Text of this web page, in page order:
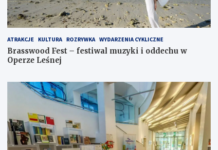
ATRAKCJE KULTURA ROZRYWKA WYDARZENIA CYKLICZNE
Brasswood Fest – festiwal muzyki i oddechu w
Operze Leśnej